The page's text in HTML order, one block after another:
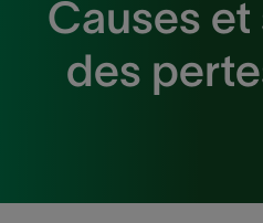
Causes
des